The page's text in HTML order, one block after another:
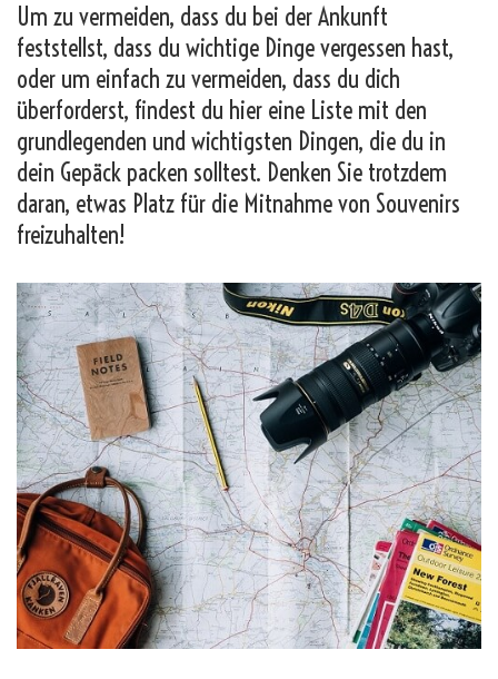
Um zu vermeiden, dass du bei der Ankunft
feststellst, dass du wichtige Dinge vergessen hast,
oder um einfach zu vermeiden, dass du dich
überforderst, findest du hier eine Liste mit den
grundlegenden und wichtigsten Dingen, die du in
dein Gepäck packen solltest. Denken Sie trotzdem
daran, etwas Platz für die Mitnahme von Souvenirs
freizuhalten!